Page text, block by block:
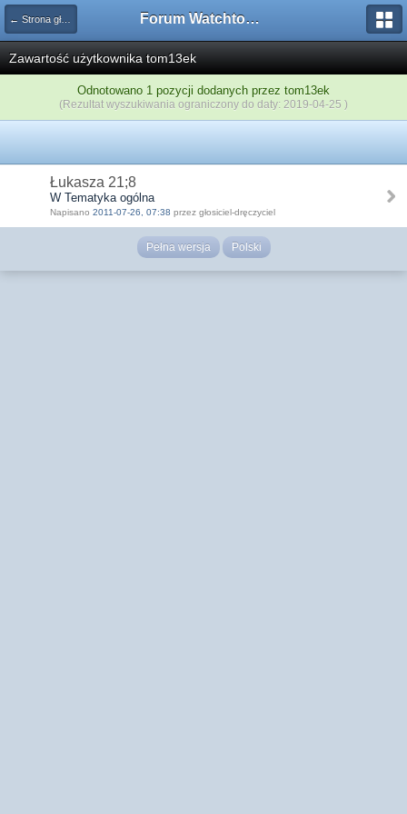
← Strona główna Forum Watchtower
Zawartość użytkownika tom13ek
Odnotowano 1 pozycji dodanych przez tom13ek
(Rezultat wyszukiwania ograniczony do daty: 2019-04-25 )
Łukasza 21;8
W Tematyka ogólna
Napisano 2011-07-26, 07:38 przez głosiciel-dręczyciel
Pełna wersja Polski